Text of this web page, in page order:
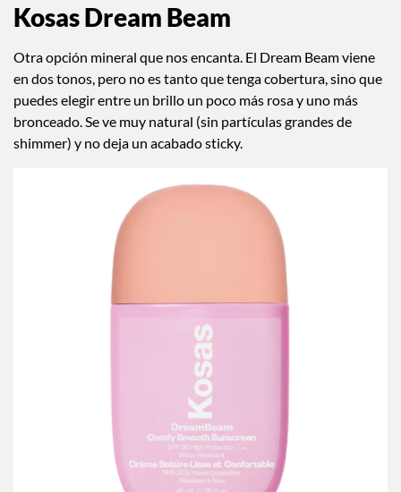
Kosas Dream Beam
Otra opción mineral que nos encanta. El Dream Beam viene
en dos tonos, pero no es tanto que tenga cobertura, sino que
puedes elegir entre un brillo un poco más rosa y uno más
bronceado. Se ve muy natural (sin partículas grandes de
shimmer) y no deja un acabado sticky.